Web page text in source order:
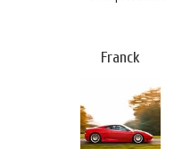
Franck